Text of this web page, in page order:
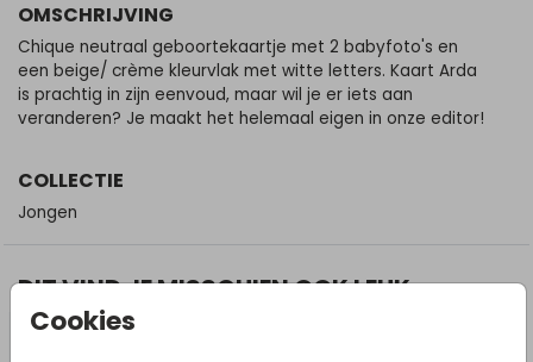
Cookies
OMSCHRIJVING
Chique neutraal geboortekaartje met 2 babyfoto's en
een beige/ crème kleurvlak met witte letters. Kaart Arda
is prachtig in zijn eenvoud, maar wil je er iets aan
veranderen? Je maakt het helemaal eigen in onze editor!
COLLECTIE
Jongen
DIT VIND JE MISSCHIEN OOK LEUK